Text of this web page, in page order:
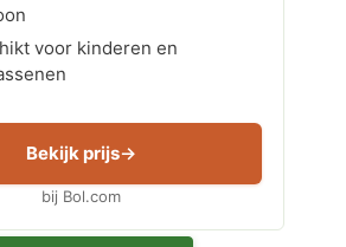
voor kinderen en
Bekijk prijs
bij Bol.com